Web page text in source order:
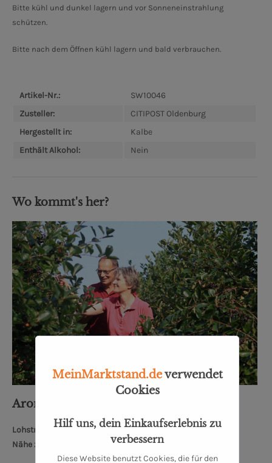
Bitte kühl und dunkel lagern und vor Sonneneinstrahlung
schützen.
Bitte nach dem Öffnen kühl lagern und bald verbrauchen.
Artikel-Nr.:
SW10046
Zusteller:
CITIPOST Oldenburg
Hergestellt in:
Kalbe
Enthält Alkohol:
Nein
Wo kommt's her?
Aronia - Erlesenes aus dem Ostetal
Lohstraße 2, 27419 Kalbe
Nähe zum Bremer Dom: 68 km
MeinMarktstand.deverwendet
Cookies
Hilf uns, dein Einkaufserlebnis zu
verbessern
Diese Website benutzt Cookies, die für den